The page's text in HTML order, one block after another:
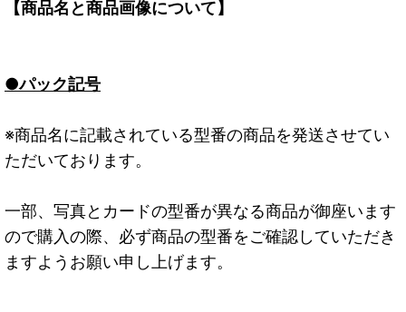
【商品名と商品画像について】
●パック記号
※商品名に記載されている型番の商品を発送させてい
ただいております。
一部、写真とカードの型番が異なる商品が御座います
ので購入の際、必ず商品の型番をご確認していただき
ますようお願い申し上げます。